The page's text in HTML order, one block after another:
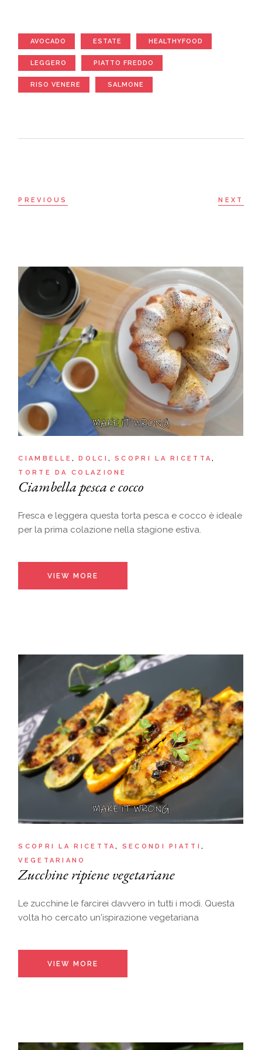
AVOCADO ESTATE HEALTHYFOOD
LEGGERO PIATTO FREDDO
RISO VENERE SALMONE
PREVIOUS NEXT
CIAMBELLE DOLCI
SCOPRI LA RICETTA
TORTE DA COLAZIONE
Ciambella pesca e cocco
Fresca e leggera questa torta pesca e cocco è ideale
per la prima colazione nella stagione estiva.
VIEW MORE
SCOPRI LA RICETTA
SECONDI PIATTI
VEGETARIANO
Zucchine ripiene vegetariane
Le zucchine le farcirei davvero in tutti i modi. Questa
volta ho cercato un'ispirazione vegetariana
VIEW MORE